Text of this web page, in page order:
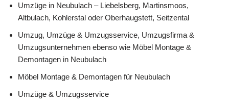
Umzüge in Neubulach – Liebelsberg, Martinsmoos,
Altbulach, Kohlerstal oder Oberhaugstett, Seitzental
Umzug, Umzüge & Umzugsservice, Umzugsfirma &
Umzugsunternehmen ebenso wie Möbel Montage &
Demontagen in Neubulach
Möbel Montage & Demontagen für Neubulach
Umzüge & Umzugsservice